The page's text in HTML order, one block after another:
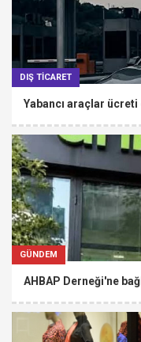
DIŞ TİCARET
Yabancı araçlar
GÜNDEM
AHBAP Derneği'ne